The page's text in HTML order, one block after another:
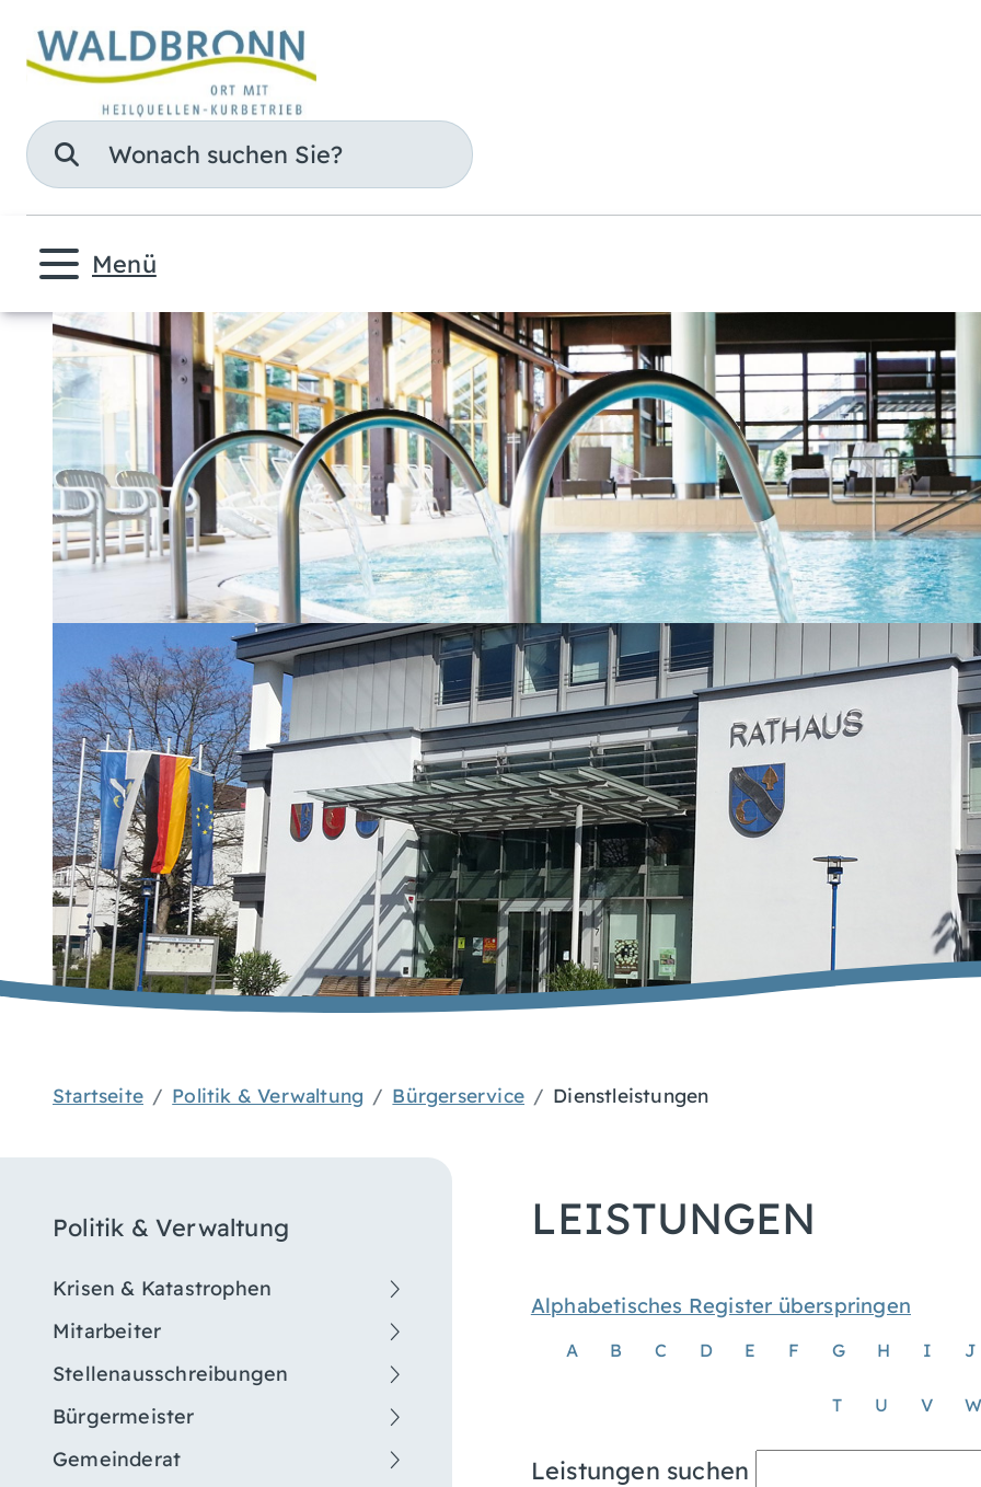
Suche
Menü
Startseite Politik & Verwaltung Bürgerservice Dienstleistungen
Politik & Verwaltung
Krisen & Katastrophen
Mitarbeiter
Stellenausschreibungen
Bürgermeister
Gemeinderat
LEISTUNGEN
Alphabetisches Register überspringen
A B C D E F G H I J
T U V W
Leistungen suchen